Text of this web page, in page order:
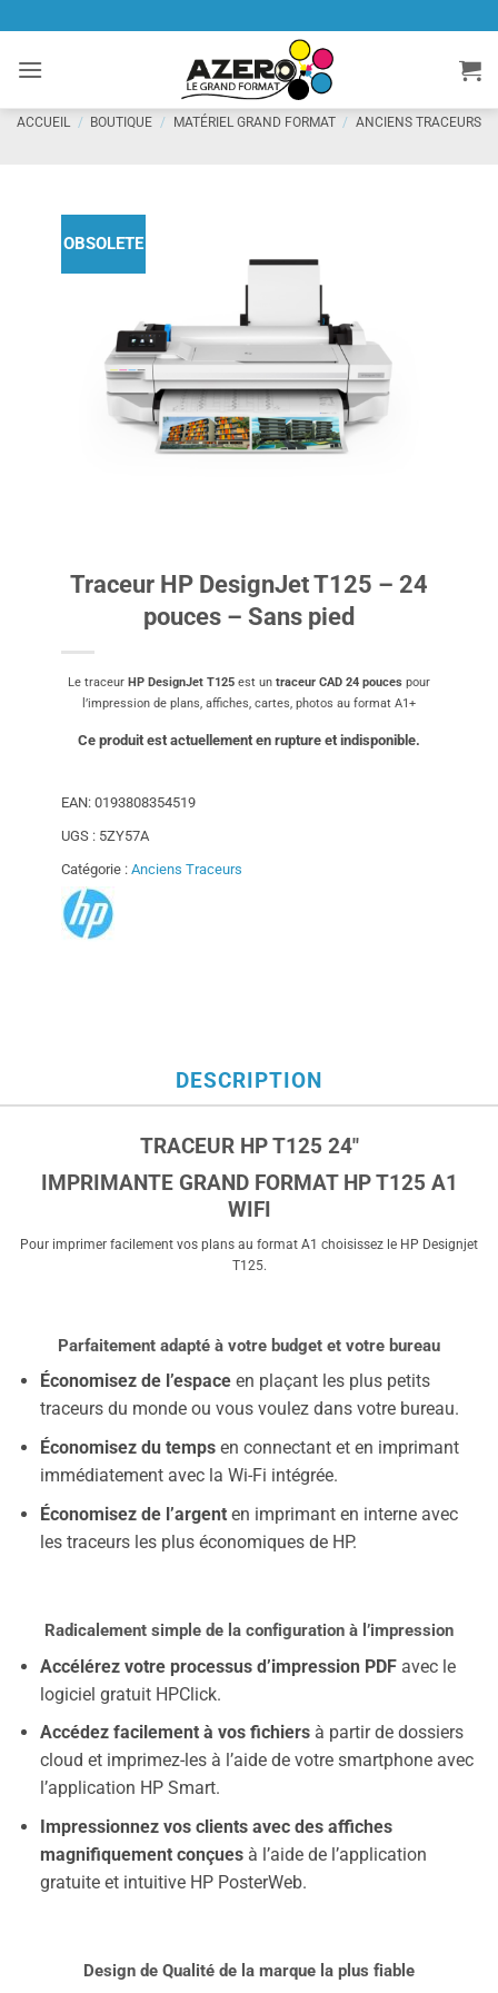
contenu
ACCUEIL / BOUTIQUE / MATÉRIEL GRAND FORMAT / ANCIENS TRACEURS
OBSOLETE
Traceur HP DesignJet T125 – 24
pouces – Sans pied
Le traceur HP DesignJet T125 est un traceur CAD 24 pouces pour
l’impression de plans, affiches, cartes, photos au format A1+
Ce produit est actuellement en rupture et indisponible.
EAN: 0193808354519
UGS : 5ZY57A
Catégorie : Anciens Traceurs
DESCRIPTION
TRACEUR HP T125 24″
IMPRIMANTE GRAND FORMAT HP T125 A1
WIFI
Pour imprimer facilement vos plans au format A1 choisissez le HP Designjet
T125.
Parfaitement adapté à votre budget et votre bureau
Économisez de l’espaceen plaçant les plus petits
traceurs du monde ou vous voulez dans votre bureau.
Économisez du tempsen connectant et en imprimant
immédiatement avec la Wi-Fi intégrée.
Économisez de l’argenten imprimant en interne avec
les traceurs les plus économiques de HP.
Radicalement simple de la configuration à l’impression
Accélérez votre processus d’impression PDFavec le
logiciel gratuit HPClick.
Accédez facilement à vos fichiersà partir de dossiers
cloud et imprimez-les à l’aide de votre smartphone avec
l’application HP Smart.
Impressionnez vos clients avec des affiches
magnifiquement conçuesà l’aide de l’application
gratuite et intuitive HP PosterWeb.
Design de Qualité de la marque la plus fiable